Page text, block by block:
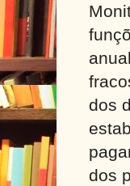
dos
dos